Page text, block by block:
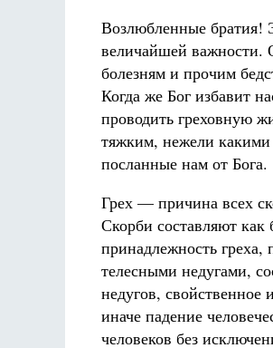
Возлюбленные братия!
величайшей важности.
болезням и прочим
Когда же Бог избавит
проводить греховную
тяжким, нежели какими
посланные нам от Бога.
Грех — причина всех
Скорби составляют как
принадлежность греха,
телесными недугами,
недугов,
иначе падение
человеков без